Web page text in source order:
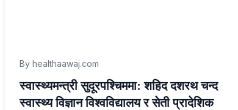
By healthaawaj.com
स्वास्थ्यमन्त्री सुदूरपश्चिममा: शहिद दशरथ चन्द
स्वास्थ्य विज्ञान विश्वविद्यालय र सेती प्रादेशिक